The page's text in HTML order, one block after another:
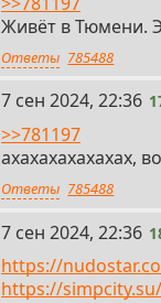
Живёт в Тюмени.
Ответы 785488
17
7 сен 2024, 22:36
>>781197
ахахахахахахах,
Ответы 785488
18
7 сен 2024, 22:36
https://
https://